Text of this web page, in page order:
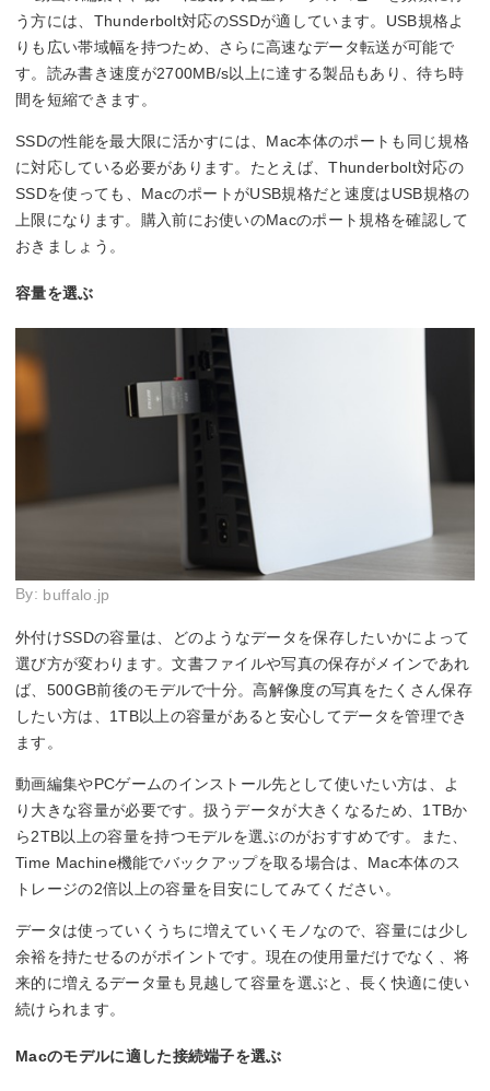
う方には、Thunderbolt対応のSSDが適しています。USB規格よ
りも広い帯域幅を持つため、さらに高速なデータ転送が可能で
す。読み書き速度が2700MB/s以上に達する製品もあり、待ち時
間を短縮できます。
SSDの性能を最大限に活かすには、Mac本体のポートも同じ規格
に対応している必要があります。たとえば、Thunderbolt対応の
SSDを使っても、MacのポートがUSB規格だと速度はUSB規格の
上限になります。購入前にお使いのMacのポート規格を確認して
おきましょう。
容量を選ぶ
By: buffalo.jp
外付けSSDの容量は、どのようなデータを保存したいかによって
選び方が変わります。文書ファイルや写真の保存がメインであれ
ば、500GB前後のモデルで十分。高解像度の写真をたくさん保存
したい方は、1TB以上の容量があると安心してデータを管理でき
ます。
動画編集やPCゲームのインストール先として使いたい方は、よ
り大きな容量が必要です。扱うデータが大きくなるため、1TBか
ら2TB以上の容量を持つモデルを選ぶのがおすすめです。また、
Time Machine機能でバックアップを取る場合は、Mac本体のス
トレージの2倍以上の容量を目安にしてみてください。
データは使っていくうちに増えていくモノなので、容量には少し
余裕を持たせるのがポイントです。現在の使用量だけでなく、将
来的に増えるデータ量も見越して容量を選ぶと、長く快適に使い
続けられます。
Macのモデルに適した接続端子を選ぶ